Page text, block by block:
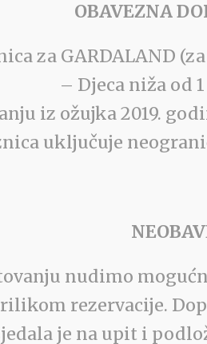
OBAVEZNA
za GARDALAND
– Djeca niža od
iz ožujka 2019.
uključuje
nudimo
rezervacije.
je na upit i